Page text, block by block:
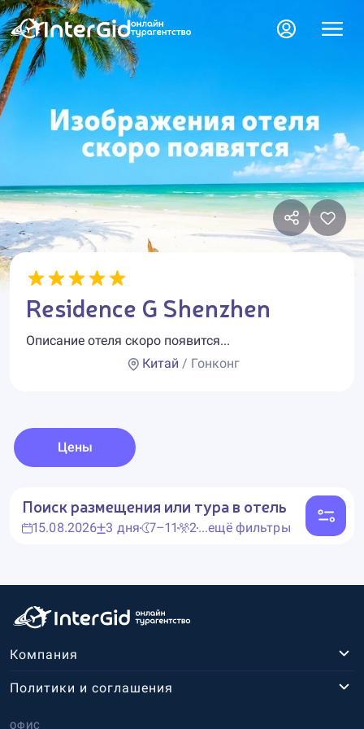
Residence G Shenzhen
Описание отеля скоро появится...
Китай / Гонконг
Цены
Поиск размещения или тура в отель
15.08.2026 3 дня 7–11 2...ещё фильтры
Компания
ОФИС
Политики и соглашения